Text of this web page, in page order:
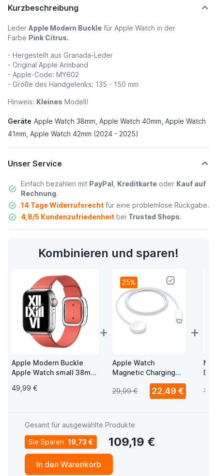
Kurzbeschreibung
Leder Apple Modern Buckle für Apple Watch in der
Farbe Pink Citrus.
- Hergestellt aus Granada-Leder
- Original Apple Armband
- Apple-Code: MY602
- Größe des Handgelenks: 135 - 150 mm
Hinweis: Kleines Modell!
Geräte Apple Watch 38mm, Apple Watch 40mm, Apple Watch
41mm, Apple Watch 42mm (2024 - 2025)
Unser Service
Einfach bezahlen mit PayPal Kreditkarteoder Kauf auf
Rechnung.
14 Tage Widerrufsrechtfür eine problemlose Rückgabe.
4,8/5 Kundenzufriedenheitbei Trusted Shops.
Kombinieren und sparen!
Apple Modern Buckle
Apple Watch small 38mm
Pink Citrus
49,99 €
+
25%
Apple Watch
Magnetic Charging
USB-C Kabel 1m
29,99 €
22,49 €
+
und
Gesamt für ausgewählte Produkte
Sie Sparen 19,73 € 109,19 €
In den Warenkorb